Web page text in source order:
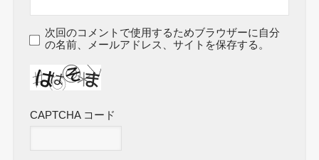
次回のコメントで使用するためブラウザーに自分
の名前、メールアドレス、サイトを保存する。
CAPTCHA コード